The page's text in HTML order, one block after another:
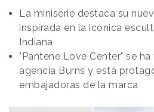
La miniserie destaca su
inspirada en la icónica
Indiana
"Pantene Love Center" se
agencia Burns y está
embajadoras de la marca